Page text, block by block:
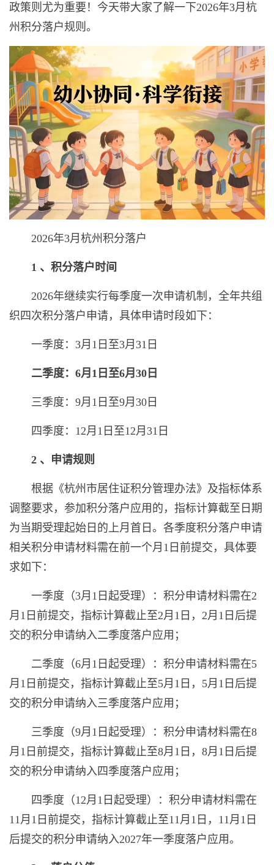
政策则尤为重要！今天带大家了解一下2026年3月杭
州积分落户规则。
2026年3月杭州积分落户
1 、积分落户时间
2026年继续实行每季度一次申请机制，全年共组
织四次积分落户申请，具体申请时段如下：
一季度：3月1日至3月31日
二季度：6月1日至6月30日
三季度：9月1日至9月30日
四季度：12月1日至12月31日
2 、申请规则
根据《杭州市居住证积分管理办法》及指标体系
调整要求，参加积分落户应用的，指标计算截至日期
为当期受理起始日的上月首日。各季度积分落户申请
相关积分申请材料需在前一个月1日前提交，具体要
求如下：
一季度（3月1日起受理）：积分申请材料需在2
月1日前提交，指标计算截止至2月1日，2月1日后提
交的积分申请纳入二季度落户应用；
二季度（6月1日起受理）：积分申请材料需在5
月1日前提交，指标计算截止至5月1日，5月1日后提
交的积分申请纳入三季度落户应用；
三季度（9月1日起受理）：积分申请材料需在8
月1日前提交，指标计算截止至8月1日，8月1日后提
交的积分申请纳入四季度落户应用；
四季度（12月1日起受理）：积分申请材料需在
11月1日前提交，指标计算截止至11月1日，11月1日
后提交的积分申请纳入2027年一季度落户应用。